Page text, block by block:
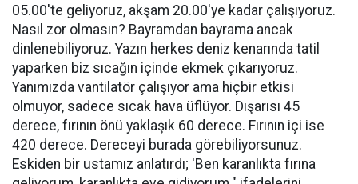
05.00'te geliyoruz, akşam 20.00'ye kadar çalışıyoruz.
Nasıl zor olmasın? Bayramdan bayrama ancak
dinlenebiliyoruz. Yazın herkes deniz kenarında tatil
yaparken biz sıcağın içinde ekmek çıkarıyoruz.
Yanımızda vantilatör çalışıyor ama hiçbir etkisi
olmuyor, sadece sıcak hava üflüyor. Dışarısı 45
derece, fırının önü yaklaşık 60 derece. Fırının içi ise
420 derece. Dereceyi burada görebiliyorsunuz.
Eskiden bir ustamız anlatırdı; 'Ben karanlıkta fırına